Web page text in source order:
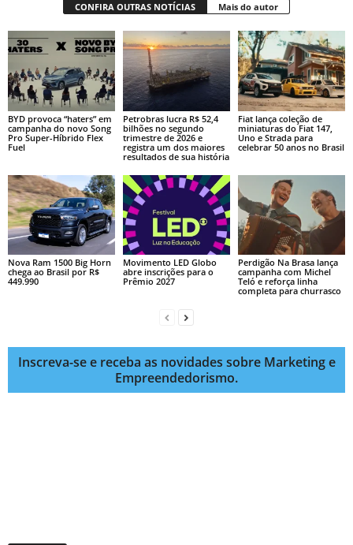
CONFIRA OUTRAS NOTÍCIAS Mais do autor
BYD provoca “haters” em
campanha do novo Song
Pro Super-Híbrido Flex
Fuel
Petrobras lucra R$ 52,4
bilhões no segundo
trimestre de 2026 e
registra um dos maiores
resultados de sua história
Fiat lança coleção de
miniaturas do Fiat 147,
Uno e Strada para
celebrar 50 anos no Brasil
Nova Ram 1500 Big Horn
chega ao Brasil por R$
449.990
Movimento LED Globo
abre inscrições para o
Prêmio 2027
Perdigão Na Brasa lança
campanha com Michel
Teló e reforça linha
completa para churrasco
Inscreva-se e receba as novidades sobre Marketing e
Empreendedorismo.